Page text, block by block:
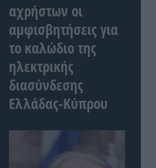
αχρήστων οι
αμφισβητήσεις για
το καλώδιο της
ηλεκτρικής
διασύνδεσης
Ελλάδας-Κύπρου